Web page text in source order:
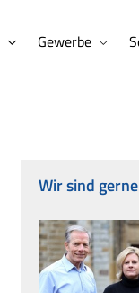
Gewerbe
Wir sind